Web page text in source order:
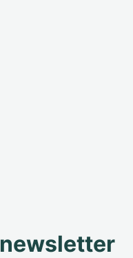
newsletter